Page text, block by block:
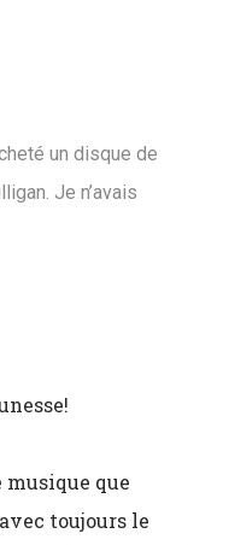
un disque de
Je n’avais
musique que
toujours le